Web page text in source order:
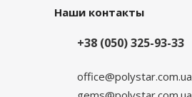
Наши контакты
+38 (050) 325-93-33
office@polystar.com.ua